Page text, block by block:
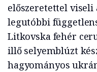
előszeretettel
legutóbbi
Litkovska fehér
illő selyemblúzt
hagyományos